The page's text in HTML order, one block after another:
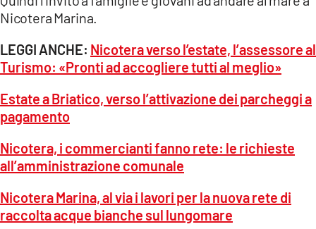
Nicotera Marina.
LEGGI ANCHE: Nicotera verso l’estate, l’assessore al
Turismo: «Pronti ad accogliere tutti al meglio»
Estate a Briatico, verso l’attivazione dei parcheggi a
pagamento
Nicotera, i commercianti fanno rete: le richieste
all’amministrazione comunale
Nicotera Marina, al via i lavori per la nuova rete di
raccolta acque bianche sul lungomare